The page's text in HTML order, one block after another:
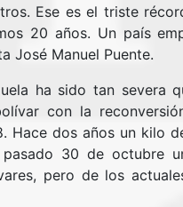
Ese es el triste
20 años. Un país
José Manuel Puente.
ha sido tan severa
con la
Hace dos años un kilo
30 de octubre
pero de los